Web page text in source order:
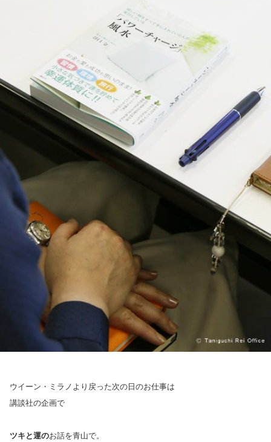
ウイーン・ミラノより戻った次の日のお仕事は
講談社の企画で
ツキと運のお話を青山で。